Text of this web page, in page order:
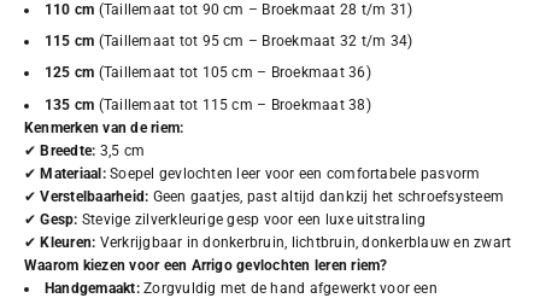
110 cm (Taillemaat tot 90 cm – Broekmaat 28 t/m 31)
115 cm (Taillemaat tot 95 cm – Broekmaat 32 t/m 34)
125 cm (Taillemaat tot 105 cm – Broekmaat 36)
135 cm (Taillemaat tot 115 cm – Broekmaat 38)
Kenmerken van de riem:
✔Breedte: 3,5 cm
✔Materiaal:Soepel gevlochten leer voor een comfortabele pasvorm
✔Verstelbaarheid: Geen gaatjes, past altijd dankzij het schroefsysteem
✔Gesp: Stevige zilverkleurige gesp voor een luxe uitstraling
✔Kleuren: Verkrijgbaar in donkerbruin, lichtbruin, donkerblauw en zwart
Waarom kiezen voor een Arrigo gevlochten leren riem?
Handgemaakt:Zorgvuldig met de hand afgewerkt voor een